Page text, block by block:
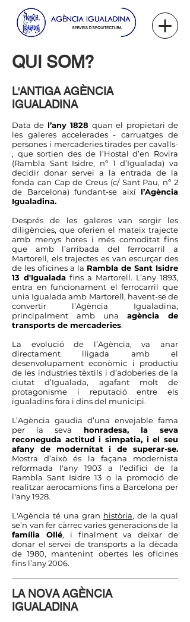
QUI SOM?
L'ANTIGA AGÈNCIA
IGUALADINA
Data de l’any 1828 quan el propietari de
les galeres accelerades - carruatges de
persones i mercaderies tirades per cavalls-
, que sortien des de l’Hostal d’en Rovira
(Rambla Sant Isidre, nº 1 d’Igualada) va
decidir donar servei a la entrada de la
fonda can Cap de Creus (c/ Sant Pau, nº 2
de Barcelona) fundant-se així l’Agència
Igualadina.
Després de les galeres van sorgir les
diligències, que oferien el mateix trajecte
amb menys hores i més comoditat fins
que amb l’arribada del ferrocarril a
Martorell, els trajectes es van escurçar des
de les oficines a la Rambla de Sant Isidre
13 d'Igualada fins a Martorell. L’any 1893,
entra en funcionament el ferrocarril que
unia Igualada amb Martorell, havent-se de
convertir l’Agència Igualadina,
principalment amb una agència de
transports de mercaderies.
La evolució de l’Agència, va anar
directament lligada amb el
desenvolupament econòmic i productiu
de les industries tèxtils i d’adoberies de la
ciutat d’Igualada, agafant molt de
protagonisme i reputació entre els
igualadins fora i dins del municipi.
L’Agència gaudia d’una envejable fama
per la seva honradesa, la seva
reconeguda actitud i simpatia, i el seu
afany de modernitat i de superar-se.
Mostra d’això és la façana modernista
reformada l'any 1903 a l'edifici de la
Rambla Sant Isidre 13 o la promoció de
realitzar aerocamions fins a Barcelona per
l'any 1928.
L'Agència té una gran història, de la qual
se’n van fer càrrec varies generacions de la
família Ollé, i finalment va deixar de
donar el servei de transports a la dècada
de 1980, mantenint obertes les oficines
fins l’any 2006.
LA NOVA AGÈNCIA
IGUALADINA